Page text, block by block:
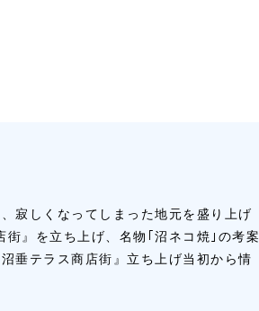
寂しくなってしまった地元を盛り上げ
』を立ち上げ、名物｢沼ネコ焼｣の考案
垂テラス商店街』立ち上げ当初から情